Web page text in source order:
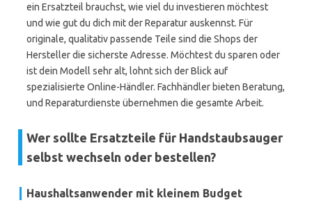
ein Ersatzteil brauchst, wie viel du investieren möchtest
und wie gut du dich mit der Reparatur auskennst. Für
originale, qualitativ passende Teile sind die Shops der
Hersteller die sicherste Adresse. Möchtest du sparen oder
ist dein Modell sehr alt, lohnt sich der Blick auf
spezialisierte Online-Händler. Fachhändler bieten Beratung,
und Reparaturdienste übernehmen die gesamte Arbeit.
Wer sollte Ersatzteile für Handstaubsauger
selbst wechseln oder bestellen?
Haushaltsanwender mit kleinem Budget